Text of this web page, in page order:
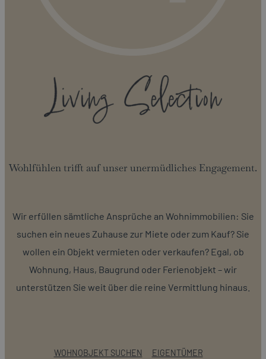
Wohlfühlen trifft auf unser unermüdliches Engagement.
Wir erfüllen sämtliche Ansprüche an Wohnimmobilien: Sie
suchen ein neues Zuhause zur Miete oder zum Kauf? Sie
wollen ein Objekt vermieten oder verkaufen? Egal, ob
Wohnung, Haus, Baugrund oder Ferienobjekt – wir
unterstützen Sie weit über die reine Vermittlung hinaus.
WOHNOBJEKT SUCHEN EIGENTÜMER